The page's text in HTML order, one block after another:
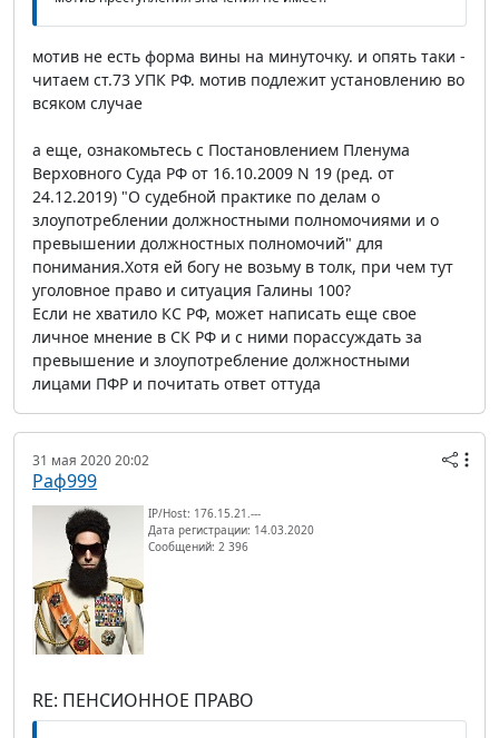
мотив не есть форма вины на минуточку. и опять таки -
читаем ст.73 УПК РФ. мотив подлежит установлению во
всяком случае
а еще, ознакомьтесь с Постановлением Пленума
Верховного Суда РФ от 16.10.2009 N 19 (ред. от
24.12.2019) "О судебной практике по делам о
злоупотреблении должностными полномочиями и о
превышении должностных полномочий" для
понимания.Хотя ей богу не возьму в толк, при чем тут
уголовное право и ситуация Галины 100?
Если не хватило КС РФ, может написать еще свое
личное мнение в СК РФ и с ними порассуждать за
превышение и злоупотребление должностными
лицами ПФР и почитать ответ оттуда
31 мая 2020 20:02
Раф999
IP/Host: 176.15.21.---
Дата регистрации: 14.03.2020
Сообщений: 2 396
RE: ПЕНСИОННОЕ ПРАВО